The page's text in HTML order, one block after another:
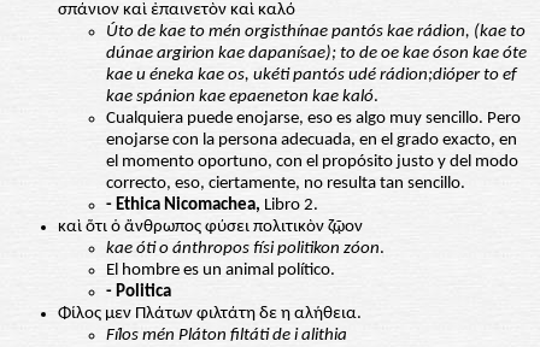
σπάνιον καὶ ἐπαινετὸν καὶ καλό
Úto de kae to mén orgisthínae pantós kae rádion, (kae to
dúnae argirion kae dapanísae); to de oe kae óson kae óte
kae u éneka kae os, ukéti pantós udé rádion;dióper to ef
kae spánion kae epaeneton kae kaló.
Cualquiera puede enojarse, eso es algo muy sencillo. Pero
enojarse con la persona adecuada, en el grado exacto, en
el momento oportuno, con el propósito justo y del modo
correcto, eso, ciertamente, no resulta tan sencillo.
- Ethica Nicomachea, Libro 2.
καὶ ὅτι ὁ ἄνθρωπος φύσει πολιτικὸν ζῷον
kae óti o ánthropos físi politikon zóon.
El hombre es un animal político.
- Politica
Φίλος μεν Πλάτων φιλτάτη δε η αλήθεια.
Fílos mén Pláton filtáti de i alithia